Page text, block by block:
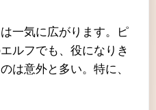
一気に広がります。ピ
ルフでも、役になりき
は意外と多い。特に、